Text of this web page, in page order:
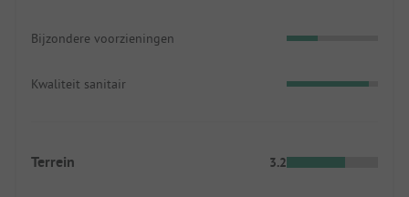
Bijzondere voorzieningen
Kwaliteit sanitair
Terrein 3.2